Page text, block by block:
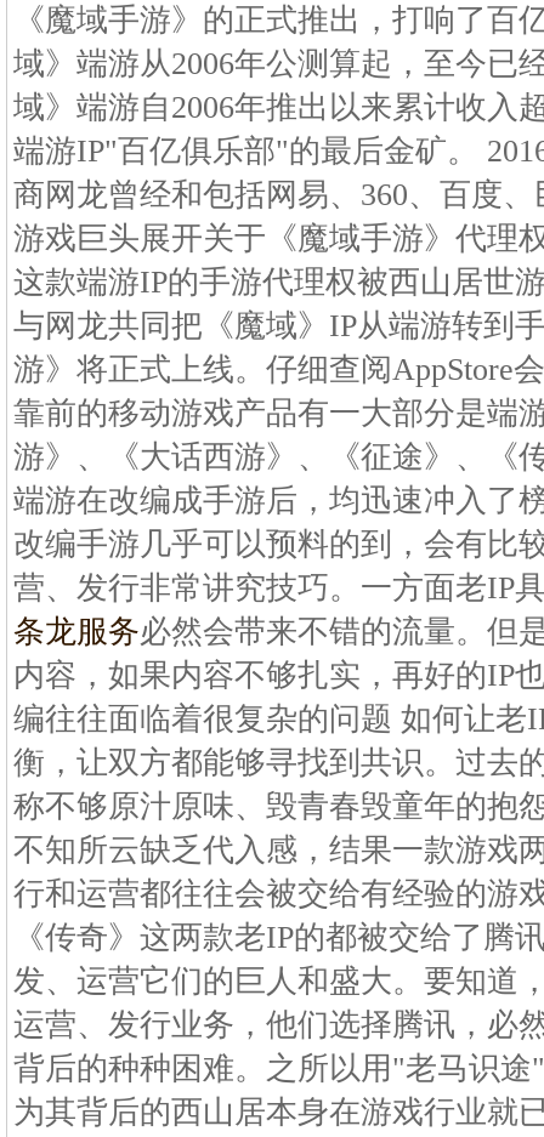
《魔域手游》的正式推出，打响了百
域》端游从2006年公测算起，至今已
域》端游自2006年推出以来累计收入
端游IP"百亿俱乐部"的最后金矿。
商网龙曾经和包括网易、360、百度
游戏巨头展开关于《魔域手游》代理
这款端游IP的手游代理权被西山居世
与网龙共同把《魔域》IP从端游转到
游》将正式上线。仔细查阅AppStore
靠前的移动游戏产品有一大部分是端
游》、《大话西游》、《征途》、《
端游在改编成手游后，均迅速冲入了
改编手游几乎可以预料的到，会有比
营、发行非常讲究技巧。一方面老IP
条龙服务必然会带来不错的流量。但
内容，如果内容不够扎实，再好的IP
编往往面临着很复杂的问题 如何让老
衡，让双方都能够寻找到共识。过去
称不够原汁原味、毁青春毁童年的抱
不知所云缺乏代入感，结果一款游戏
行和运营都往往会被交给有经验的游
《传奇》这两款老IP的都被交给了腾
发、运营它们的巨人和盛大。要知道
运营、发行业务，他们选择腾讯，必
背后的种种困难。之所以用"老马识
为其背后的西山居本身在游戏行业就